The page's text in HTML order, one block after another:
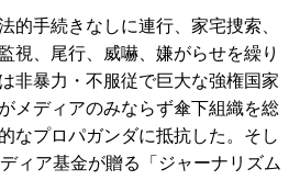
手続きなしに連行、家宅捜索、
視、尾行、威嚇、嫌がらせを繰り
非暴力・不服従で巨大な強権国家
メディアのみならず傘下組織を総
なプロパガンダに抵抗した。そし
ィア基金が贈る「ジャーナリズム